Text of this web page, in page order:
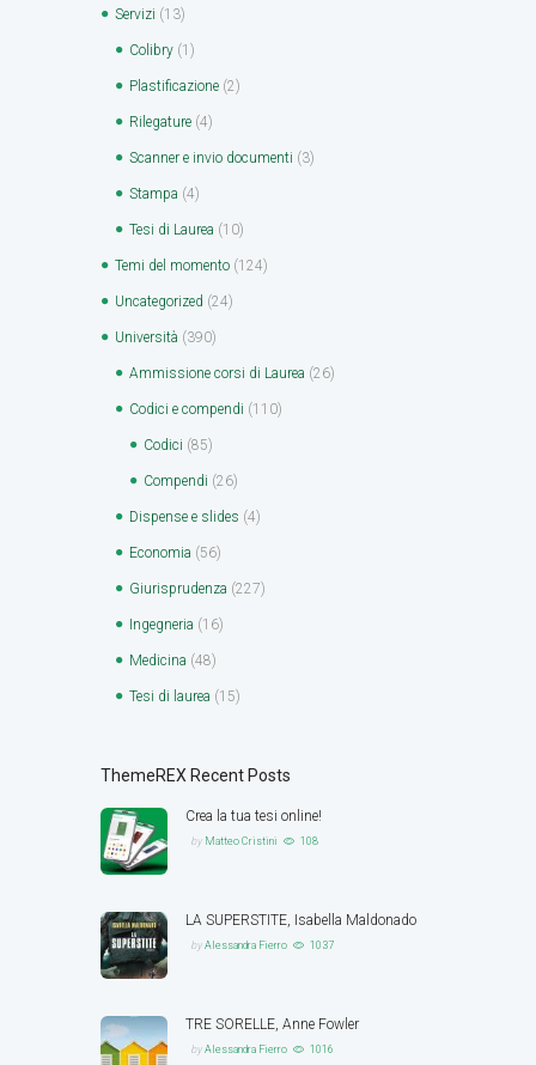
Servizi (13)
Colibry (1)
Plastificazione (2)
Rilegature (4)
Scanner e invio documenti (3)
Stampa (4)
Tesi di Laurea (10)
Temi del momento (124)
Uncategorized (24)
Università (390)
Ammissione corsi di Laurea (26)
Codici e compendi (110)
Codici (85)
Compendi (26)
Dispense e slides (4)
Economia (56)
Giurisprudenza (227)
Ingegneria (16)
Medicina (48)
Tesi di laurea (15)
ThemeREX Recent Posts
Crea la tua tesi online!
by Matteo Cristini 108
LA SUPERSTITE, Isabella Maldonado
byAlessandra Fierro 1037
TRE SORELLE, Anne Fowler
byAlessandra Fierro 1016